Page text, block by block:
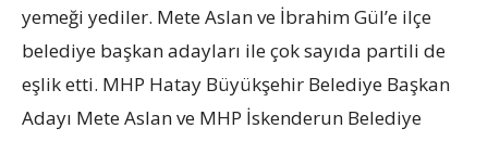
yemeği yediler. Mete Aslan ve İbrahim Gül’e ilçe
belediye başkan adayları ile çok sayıda partili de
eşlik etti. MHP Hatay Büyükşehir Belediye Başkan
Adayı Mete Aslan ve MHP İskenderun Belediye